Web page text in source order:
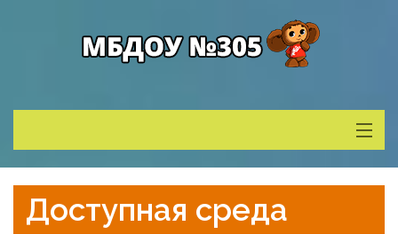
Деятельность
Доступная среда